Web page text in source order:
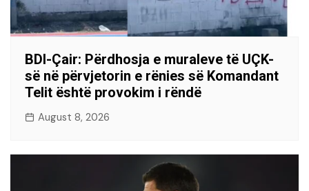
BDI-Çair: Përdhosja e muraleve të UÇK-
së në përvjetorin e rënies së Komandant
Telit është provokim i rëndë
August 8, 2026